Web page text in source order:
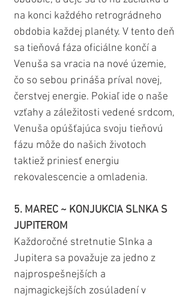
na konci každého retrográdneho
obdobia každej planéty. V tento deň
sa tieňová fáza oficiálne končí a
Venuša sa vracia na nové územie,
čo so sebou prináša príval novej,
čerstvej energie. Pokiaľ ide o naše
vzťahy a záležitosti vedené srdcom,
Venuša opúšťajúca svoju tieňovú
fázu môže do našich životoch
taktiež priniesť energiu
rekovalescencie a omladenia.
5. MAREC ~ KONJUKCIA SLNKA S
JUPITEROM
Každoročné stretnutie Slnka a
Jupitera sa považuje za jedno z
najprospešnejších a
najmagickejších zosúladení v